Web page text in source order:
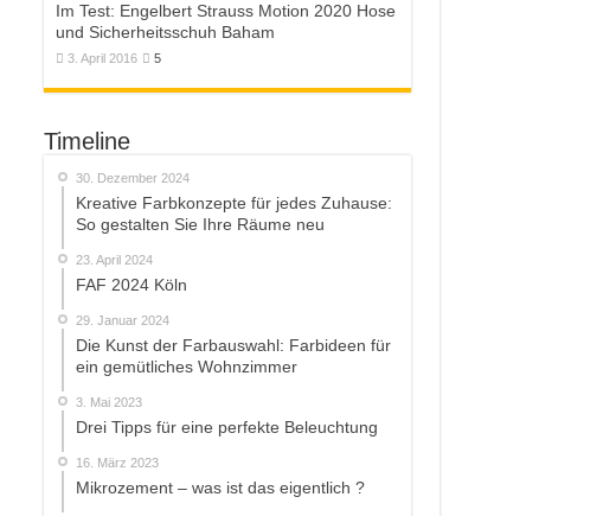
Im Test: Engelbert Strauss Motion 2020 Hose
und Sicherheitsschuh Baham
3. April 2016 5
Timeline
30. Dezember 2024
Kreative Farbkonzepte für jedes Zuhause:
So gestalten Sie Ihre Räume neu
23. April 2024
FAF 2024 Köln
29. Januar 2024
Die Kunst der Farbauswahl: Farbideen für
ein gemütliches Wohnzimmer
3. Mai 2023
Drei Tipps für eine perfekte Beleuchtung
16. März 2023
Mikrozement – was ist das eigentlich ?